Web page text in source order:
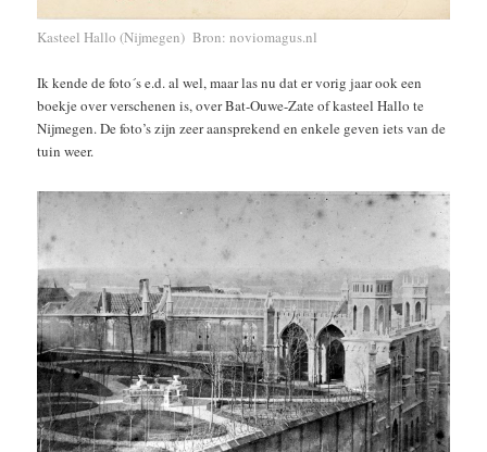
Kasteel Hallo (Nijmegen) Bron: noviomagus.nl
Ik kende de foto´s e.d. al wel, maar las nu dat er vorig jaar ook een
boekje over verschenen is, over Bat-Ouwe-Zate of kasteel Hallo te
Nijmegen. De foto’s zijn zeer aansprekend en enkele geven iets van de
tuin weer.